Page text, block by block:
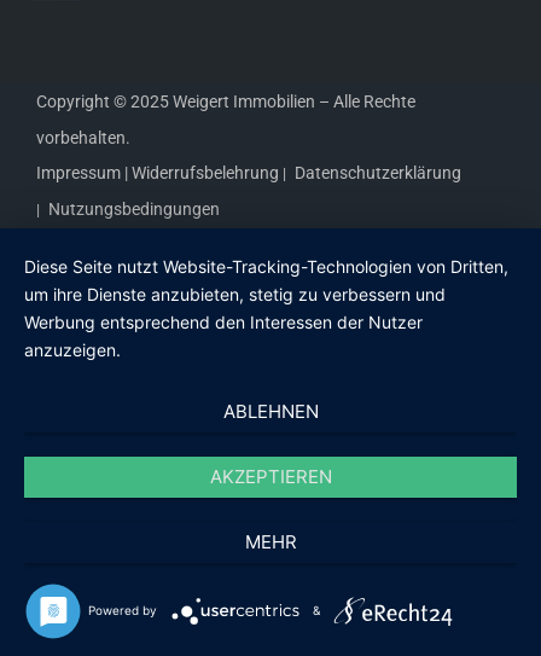
Copyright © 2025 Weigert Immobilien – Alle Rechte
vorbehalten.
Impressum |Widerrufsbelehrung
Datenschutzerklärung
Nutzungsbedingungen
Diese Seite nutzt Website-Tracking-Technologien von Dritten,
um ihre Dienste anzubieten, stetig zu verbessern und
Werbung entsprechend den Interessen der Nutzer
anzuzeigen.
ABLEHNEN
AKZEPTIEREN
MEHR
Powered by &